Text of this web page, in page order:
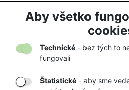
Aby všetko
Technické - bez tých to
fungovali
Štatistické - aby sme
Načítať